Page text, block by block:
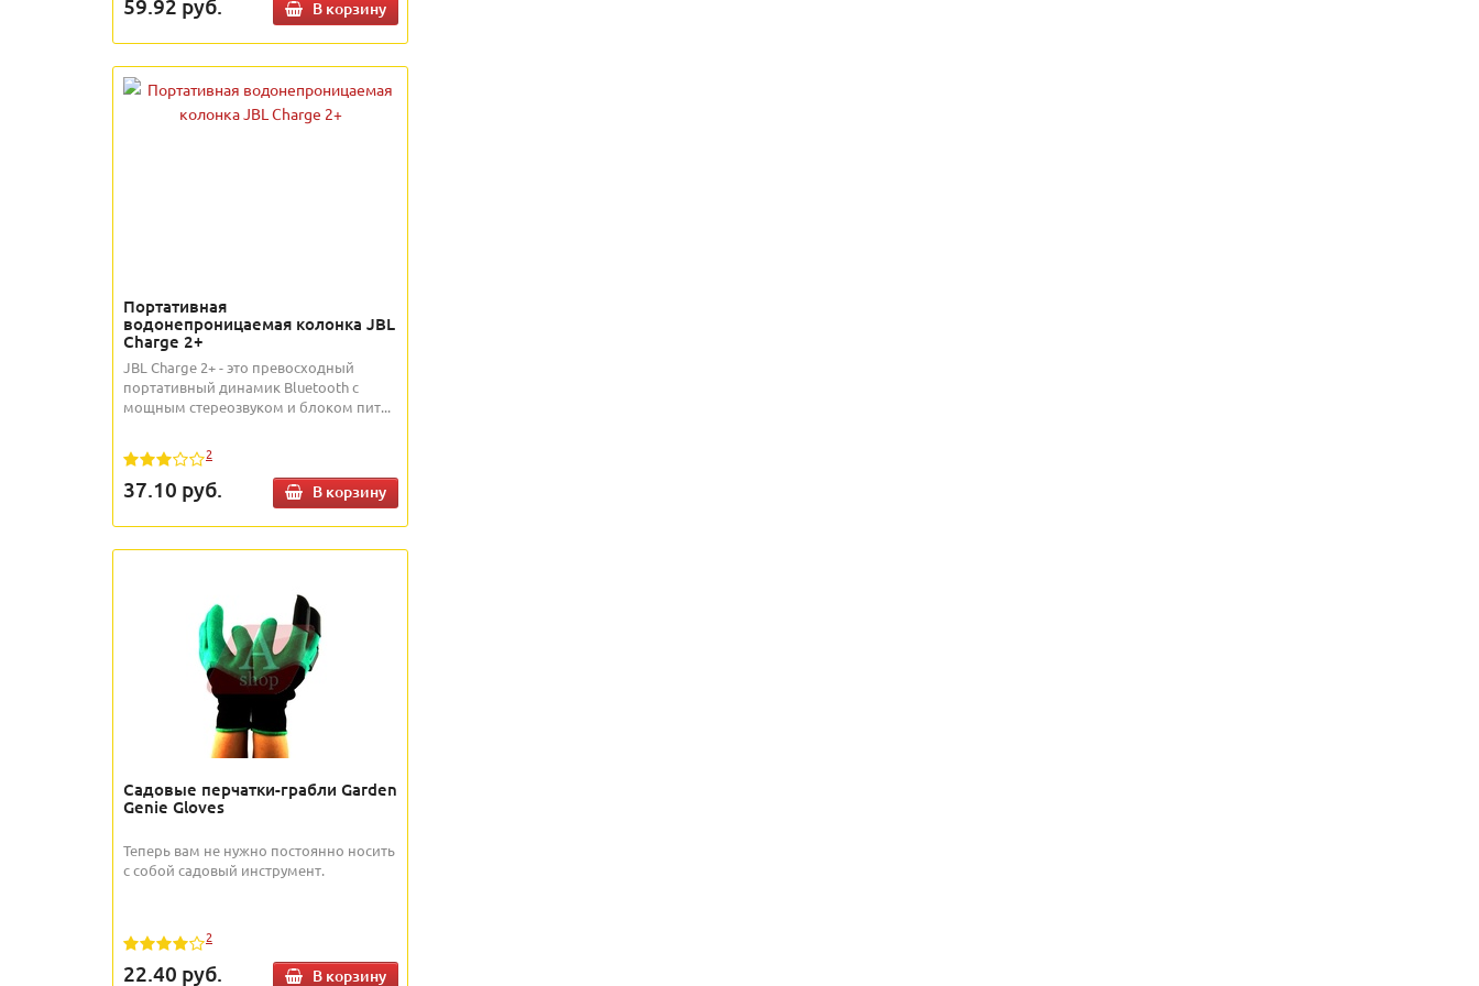
59.92 руб. В корзину
Портативная
водонепроницаемая колонка JBL
Charge 2+
JBL Charge 2+ - это превосходный
портативный динамик Bluetooth с
мощным стереозвуком и блоком пит...
2
37.10 руб. В корзину
Садовые перчатки-грабли Garden
Genie Gloves
Теперь вам не нужно постоянно носить
с собой садовый инструмент.
2
22.40 руб. В корзину